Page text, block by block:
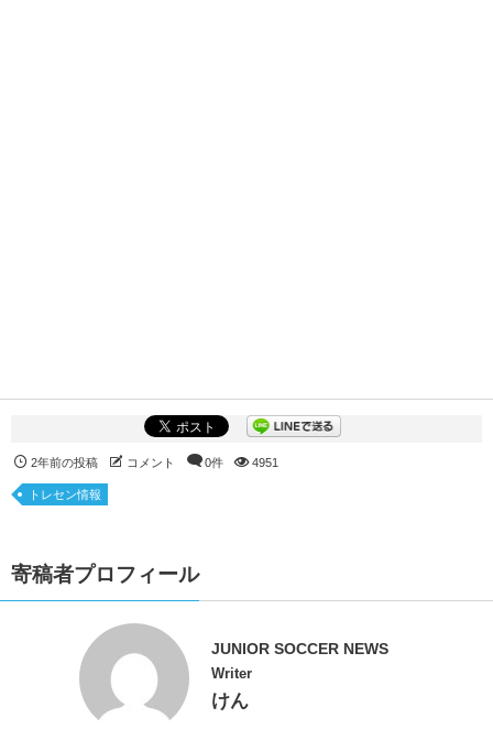
2年前の投稿 コメント 0件 4951
トレセン情報
寄稿者プロフィール
JUNIOR SOCCER NEWS
Writer
けん